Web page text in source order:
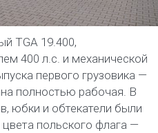
TGA 19.400,
400 л.с. и механической
первого грузовика —
полностью рабочая. В
юбки и обтекатели были
польского флага —